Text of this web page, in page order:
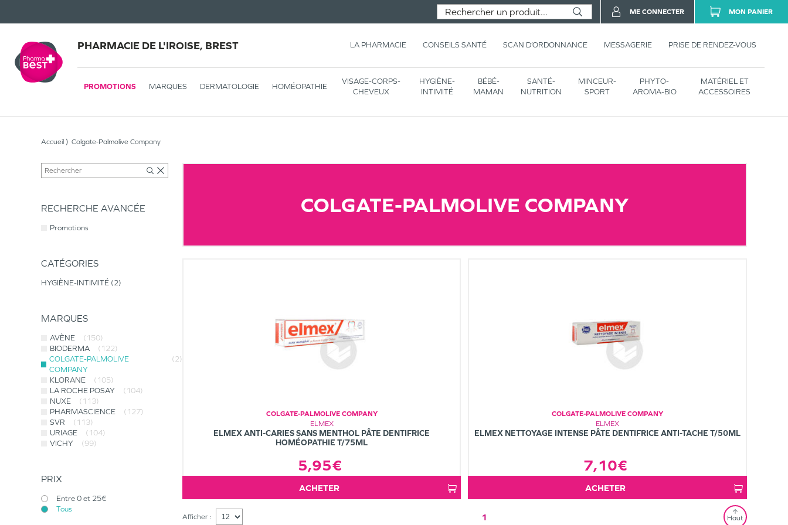
PHARMACIE DE L'IROISE, BREST LA PHARMACIE CONSEILS SANTÉ SCAN D’ORDONNANCE MESSAGERIE PRISE DE RENDEZ-VOUS
PROMOTIONS MARQUES DERMATOLOGIE HOMÉOPATHIE
VISAGE-CORPS-
CHEVEUX
HYGIÈNE-
INTIMITÉ
BÉBÉ-
MAMAN
SANTÉ-
NUTRITION
MINCEUR-
SPORT
PHYTO-
AROMA-BIO
MATÉRIEL ET
ACCESSOIRES
ME CONNECTER MON PANIER
Accueil Colgate-Palmolive Company
RECHERCHE AVANCÉE
Promotions
CATÉGORIES
HYGIÈNE-INTIMITÉ 2
MARQUES
AVÈNE
(150)
BIODERMA
(122)
COLGATE-PALMOLIVE
COMPANY
(2)
KLORANE
(105)
LA ROCHE POSAY
(104)
NUXE
(113)
PHARMASCIENCE
(127)
SVR
(113)
URIAGE
(104)
VICHY
(99)
PRIX
Entre 0 et 25€
Tous
COLGATE-PALMOLIVE COMPANY
COLGATE-PALMOLIVE COMPANY
ELMEX
ELMEX ANTI-CARIES SANS MENTHOL PÂTE DENTIFRICE
HOMÉOPATHIE T/75ML
5,95€
ACHETER
COLGATE-PALMOLIVE COMPANY
ELMEX
ELMEX NETTOYAGE INTENSE PÂTE DENTIFRICE ANTI-TACHE T/50ML
7,10€
ACHETER
Afficher : 1 Haut